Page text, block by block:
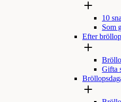
10
Som
Efter
Gifta